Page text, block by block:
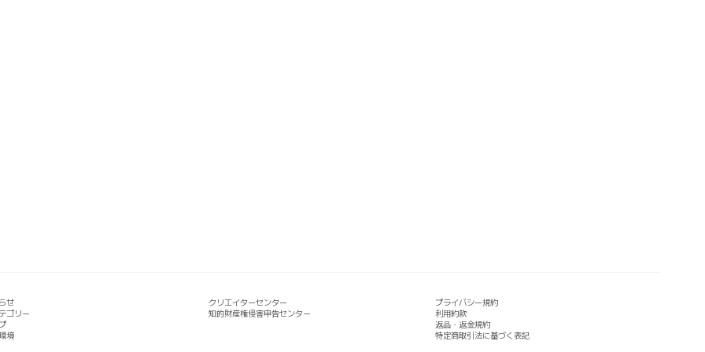
せ
ゴリー
境
クリエイターセンター
知的財産権侵害申告センター
プライバシー規約
利用約款
返品・返金規約
特定商取引法に基づく表記